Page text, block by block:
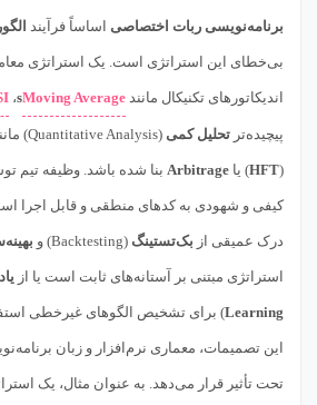
برنامه‌نویسی ربات اختصاصی اساساً فرآیند
بی‌خطای این استراتژی است. یک استراتژی
اندیکاتورهای تکنیکال مانند Moving Average
s،
پیچیده‌تر تحلیل کمی (Quantitative Analysis) مانند
(
HFT) یا Arbitrage بنا شده باشد. وظیفه تیم
کیفی و شهودی به کدهای منطقی و قابل اجرا
درک عمیقی از بک‌تستینگ (Backtesting) و
استراتژی مبتنی بر آستانه‌های ثابت است یا از
Learning) برای تشخیص الگوهای غیرخطی
این تصمیمات، معماری نرم‌افزار و زبان
تحت تأثیر قرار می‌دهد. به عنوان مثال، یک